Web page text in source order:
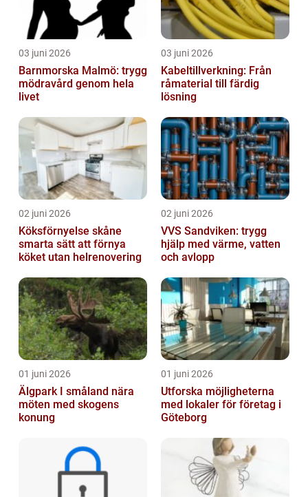
03 juni 2026
Barnmorska Malmö: trygg
mödravård genom hela
livet
03 juni 2026
Kabeltillverkning: Från
råmaterial till färdig
lösning
02 juni 2026
Köksförnyelse skåne
smarta sätt att förnya
köket utan helrenovering
02 juni 2026
VVS Sandviken: trygg
hjälp med värme, vatten
och avlopp
01 juni 2026
Älgpark I småland nära
möten med skogens
konung
01 juni 2026
Utforska möjligheterna
med lokaler för företag i
Göteborg